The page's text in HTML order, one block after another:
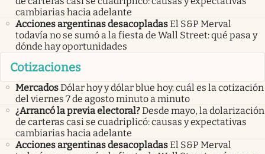
cambiarias hacia adelante
Acciones argentinas desacopladasEl S&P Merval
todavía no se sumó a la fiesta de Wall Street: qué pasa y
dónde hay oportunidades
Cotizaciones
MercadosDólar hoy y dólar blue hoy: cuál es la cotización
del viernes 7 de agosto minuto a minuto
¿Arrancó la previa electoral?Desde mayo, la dolarización
de carteras casi se cuadriplicó: causas y expectativas
cambiarias hacia adelante
Acciones argentinas desacopladasEl S&P Merval